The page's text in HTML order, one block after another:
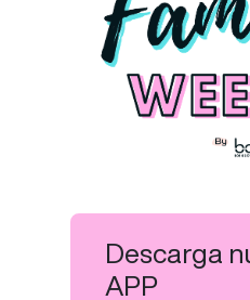
Descarga
APP